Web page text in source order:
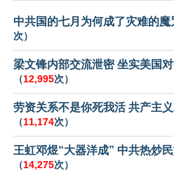
中共国的七月为何成了灾难的魔
次）
梁文锋内部交流泄密 坐实美国
（12,995次）
劳资关系不是你死我活 共产主
（11,174次）
王虹邓煜“大器洋成” 中共热炒
（14,275次）